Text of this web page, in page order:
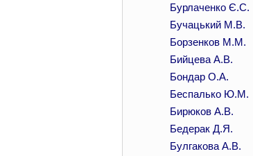
Бурлаченко Є.С.
Бучацький М.В.
Борзенков М.М.
Бийцева А.В.
Бондар О.А.
Беспалько Ю.М.
Бирюков А.В.
Бедерак Д.Я.
Булгакова А.В.